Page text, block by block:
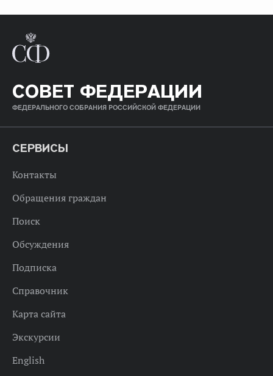
СОВЕТ ФЕДЕРАЦИИ
ФЕДЕРАЛЬНОГО СОБРАНИЯ РОССИЙСКОЙ ФЕДЕРАЦИИ
СЕРВИСЫ
Контакты
Обращения граждан
Поиск
Обсуждения
Подписка
Справочник
Карта сайта
Экскурсии
English